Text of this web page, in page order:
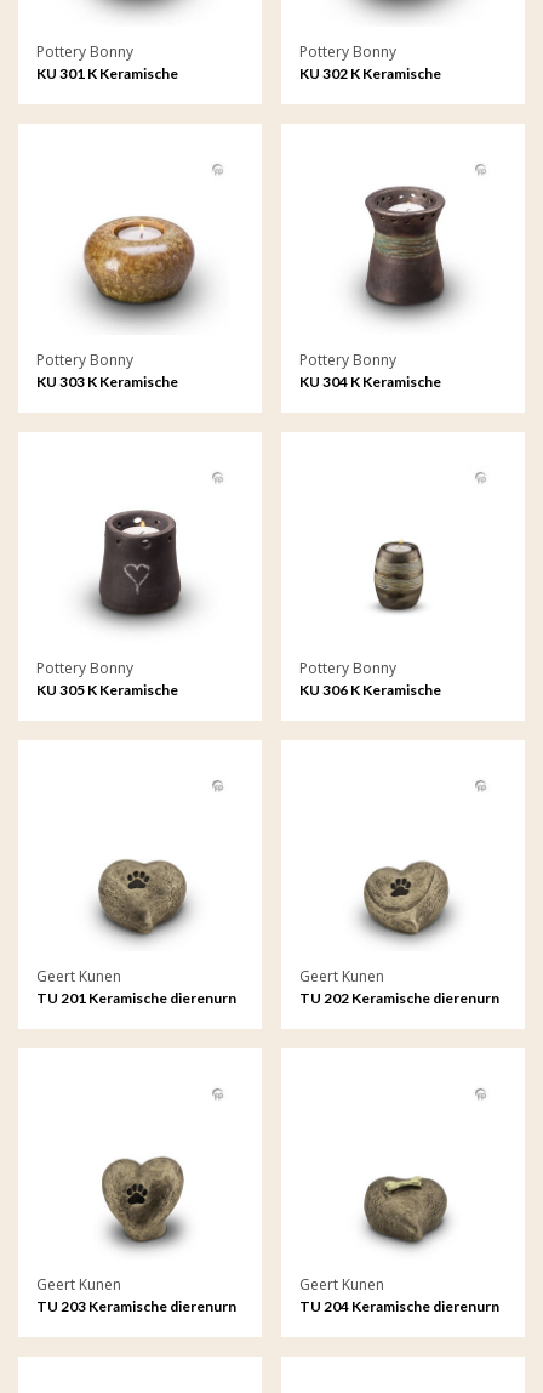
Pottery Bonny
KU 301 K Keramische
Pottery Bonny
KU 302 K Keramische
Pottery Bonny
KU 303 K Keramische
Pottery Bonny
KU 304 K Keramische
Pottery Bonny
KU 305 K Keramische
Pottery Bonny
KU 306 K Keramische
Geert Kunen
TU 201 Keramische dierenurn
Geert Kunen
TU 202 Keramische dierenurn
Geert Kunen
TU 203 Keramische dierenurn
Geert Kunen
TU 204 Keramische dierenurn